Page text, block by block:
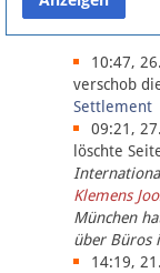
Datenschutz
Über Lobbypedia
Impressum
10:47,
verschob
Settlement
09:21,
löschte
Klemens
München
über Büros
14:19,